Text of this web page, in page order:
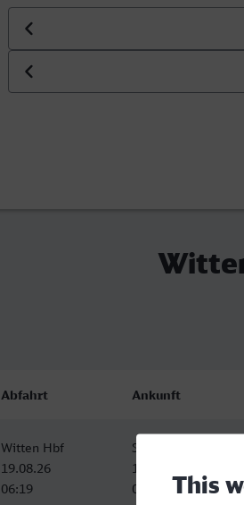
Datum der Hinfahrt
Uhrzeit der Hinfahrt
Abfahrt Ankunft
Witten Hbf
19.08.26
06:19
Stolberg (Rheinl)
19.08.26
08:29